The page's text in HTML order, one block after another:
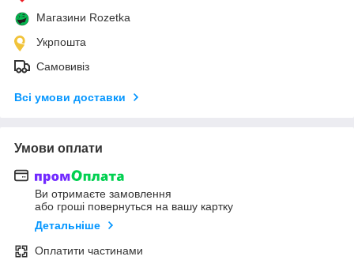
Магазини Rozetka
Укрпошта
Самовивіз
Всі умови доставки
Умови оплати
Ви отримаєте замовлення
або гроші повернуться на вашу картку
Детальніше
Оплатити частинами